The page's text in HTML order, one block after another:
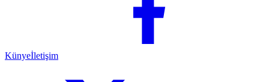
Künyeİletişim